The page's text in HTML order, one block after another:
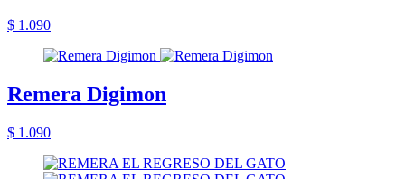
$ 1.090
Remera Digimon
$ 1.090